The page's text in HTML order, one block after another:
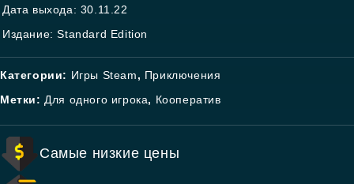
Дата выхода: 30.11.22
Издание: Standard Edition
Категории: Игры Steam, Приключения
Метки: Для одного игрока, Кооператив
Самые низкие цены